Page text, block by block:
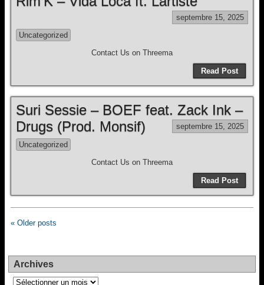
septembre 15, 2025
Uncategorized
Contact Us on Threema
Read Post
Suri Sessie – BOEF feat. Zack Ink –
Drugs (Prod. Monsif)
septembre 15, 2025
Uncategorized
Contact Us on Threema
Read Post
« Older posts
Archives
Archives